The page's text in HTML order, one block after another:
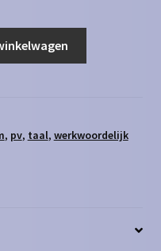
, pv, taal, werkwoordelijk